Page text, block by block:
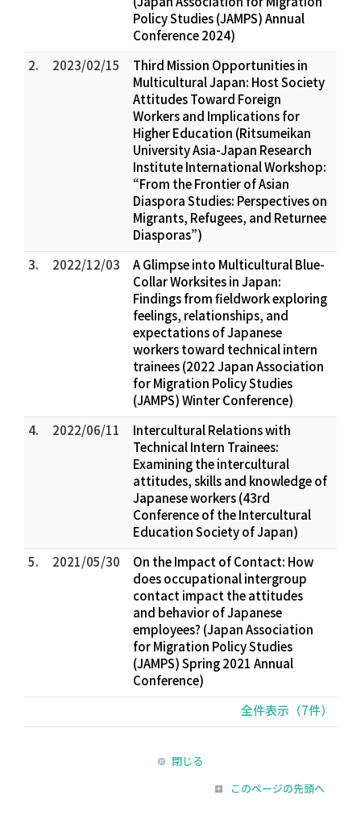
Policy Studies (JAMPS) Annual
Conference 2024)
2.
2023/02/15
Third Mission Opportunities in
Multicultural Japan: Host Society
Attitudes Toward Foreign
Workers and Implications for
Higher Education (Ritsumeikan
University Asia-Japan Research
Institute International Workshop:
“From the Frontier of Asian
Diaspora Studies: Perspectives on
Migrants, Refugees, and Returnee
Diasporas”)
3.
2022/12/03
A Glimpse into Multicultural Blue-
Collar Worksites in Japan:
Findings from fieldwork exploring
feelings, relationships, and
expectations of Japanese
workers toward technical intern
trainees (2022 Japan Association
for Migration Policy Studies
(JAMPS) Winter Conference)
4.
2022/06/11
Intercultural Relations with
Technical Intern Trainees:
Examining the intercultural
attitudes, skills and knowledge of
Japanese workers (43rd
Conference of the Intercultural
Education Society of Japan)
5.
2021/05/30
On the Impact of Contact: How
does occupational intergroup
contact impact the attitudes
and behavior of Japanese
employees? (Japan Association
for Migration Policy Studies
(JAMPS) Spring 2021 Annual
Conference)
全件表示（7件）
閉じる
このページの先頭へ